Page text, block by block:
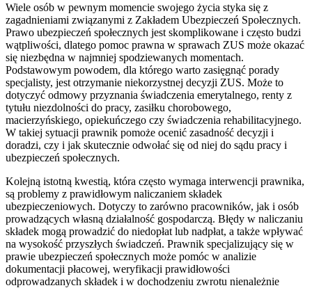
Wiele osób w pewnym momencie swojego życia styka się z
zagadnieniami związanymi z Zakładem Ubezpieczeń Społecznych.
Prawo ubezpieczeń społecznych jest skomplikowane i często budzi
wątpliwości, dlatego pomoc prawna w sprawach ZUS może okazać
się niezbędna w najmniej spodziewanych momentach.
Podstawowym powodem, dla którego warto zasięgnąć porady
specjalisty, jest otrzymanie niekorzystnej decyzji ZUS. Może to
dotyczyć odmowy przyznania świadczenia emerytalnego, renty z
tytułu niezdolności do pracy, zasiłku chorobowego,
macierzyńskiego, opiekuńczego czy świadczenia rehabilitacyjnego.
W takiej sytuacji prawnik pomoże ocenić zasadność decyzji i
doradzi, czy i jak skutecznie odwołać się od niej do sądu pracy i
ubezpieczeń społecznych.
Kolejną istotną kwestią, która często wymaga interwencji prawnika,
są problemy z prawidłowym naliczaniem składek
ubezpieczeniowych. Dotyczy to zarówno pracowników, jak i osób
prowadzących własną działalność gospodarczą. Błędy w naliczaniu
składek mogą prowadzić do niedopłat lub nadpłat, a także wpływać
na wysokość przyszłych świadczeń. Prawnik specjalizujący się w
prawie ubezpieczeń społecznych może pomóc w analizie
dokumentacji płacowej, weryfikacji prawidłowości
odprowadzanych składek i w dochodzeniu zwrotu nienależnie